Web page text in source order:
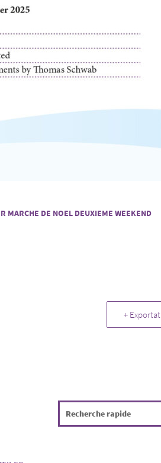
MARCHE DE NOEL DEUXIEME WEEKEND
+